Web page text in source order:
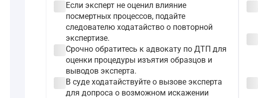
Если эксперт не оценил влияние
посмертных процессов, подайте
следователю ходатайство о повторной
экспертизе.
Срочно обратитесь к адвокату по ДТП для
оценки процедуры изъятия образцов и
выводов эксперта.
В суде ходатайствуйте о вызове эксперта
для допроса о возможном искажении